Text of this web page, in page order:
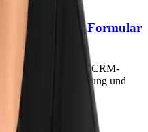
im B2B: Vom Formular
ein verlässlicher CRM-
Rückmeldung und